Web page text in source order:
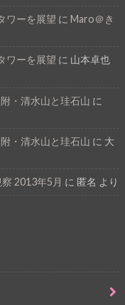
ワーを展望 に Maro＠き
ワーを展望 に 山本卓也
・清水山と珪石山 に
・清水山と珪石山 に 大
2013年5月 に 匿名 より